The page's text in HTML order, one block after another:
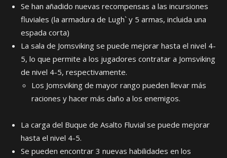
Se han añadido nuevas recompensas a las incursiones
fluviales (la armadura de Lugh` y 5 armas, incluida una
espada corta)
La sala de Jomsviking se puede mejorar hasta el nivel 4-
5, lo que permite a los jugadores contratar a Jomsviking
de nivel 4-5, respectivamente.
Los Jomsviking de mayor rango pueden llevar más
raciones y hacer más daño a los enemigos.
La carga del Buque de Asalto Fluvial se puede mejorar
hasta el nivel 4-5.
Se pueden encontrar 3 nuevas habilidades en los